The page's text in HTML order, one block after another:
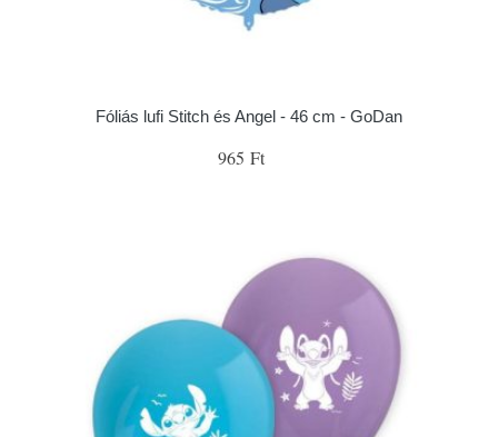
Fóliás lufi Stitch és Angel - 46 cm - GoDan
965 Ft